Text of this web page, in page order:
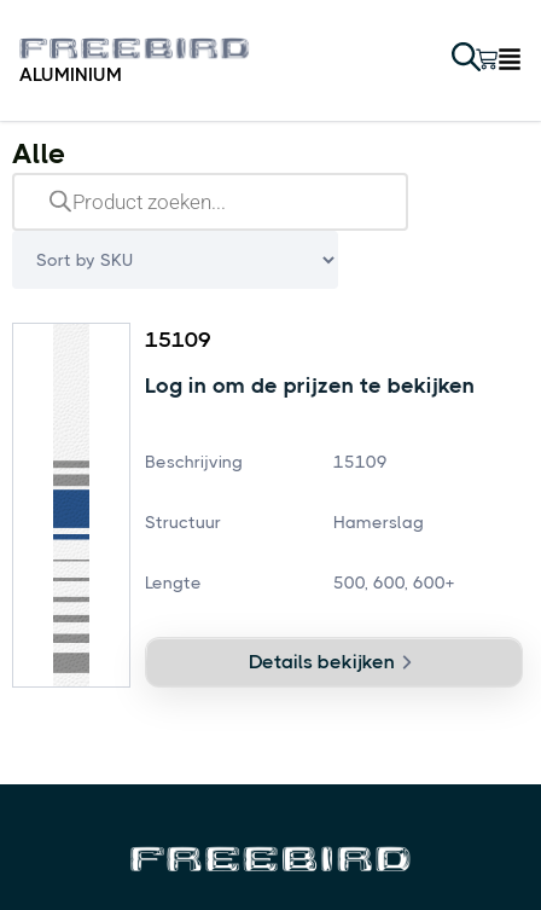
ALUMINIUM
Alle
15109
Log in om de prijzen te bekijken
Beschrijving 15109
Structuur Hamerslag
Lengte 500, 600, 600+
Details bekijken